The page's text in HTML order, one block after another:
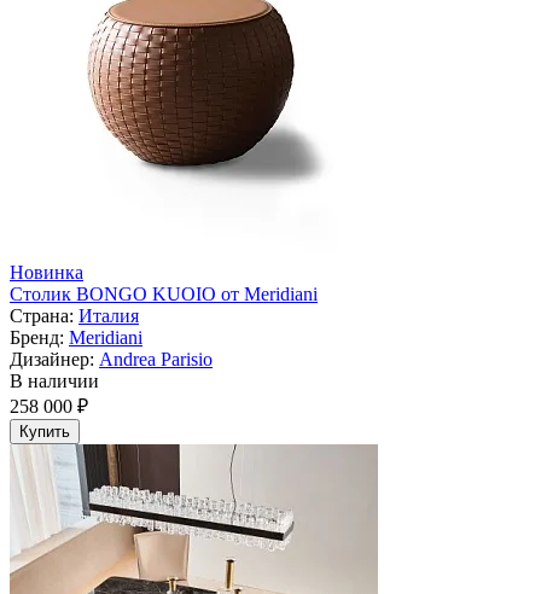
Новинка
Столик BONGO KUOIO от Meridiani
Страна: Италия
Бренд: Meridiani
Дизайнер: Andrea Parisio
В наличии
258 000 ₽
Купить